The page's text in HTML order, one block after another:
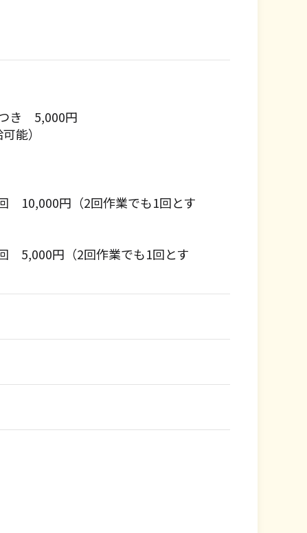
き 5,000円
能）
10,000円（2回作業でも1回とす
5,000円（2回作業でも1回とす